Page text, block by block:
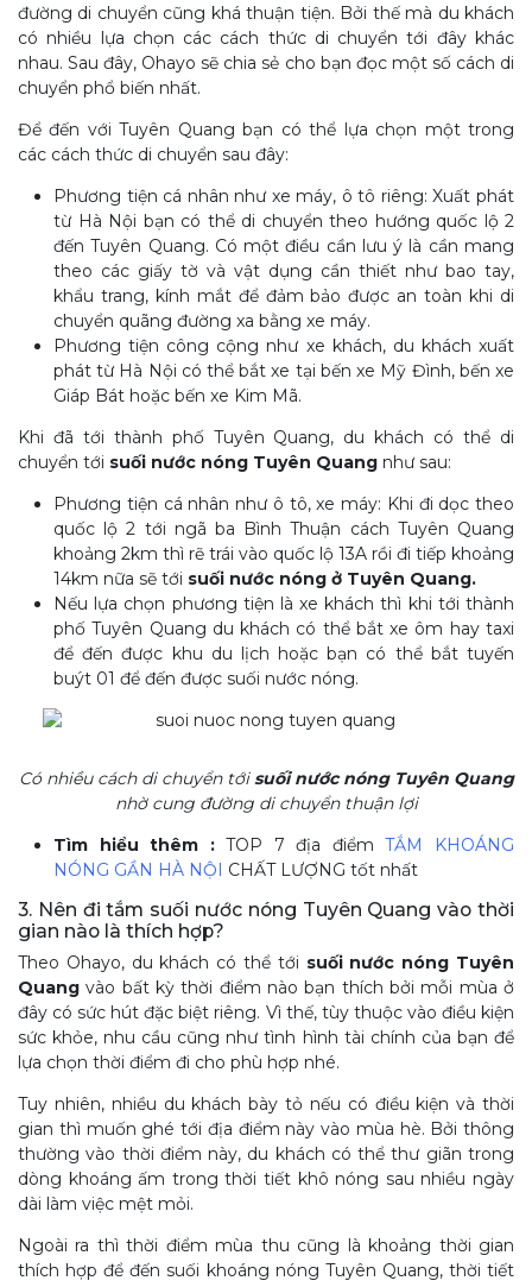
đường di chuyển cũng khá thuận tiện. Bởi thế mà du khách
có nhiều lựa chọn các cách thức di chuyển tới đây khác
nhau. Sau đây, Ohayo sẽ chia sẻ cho bạn đọc một số cách di
chuyển phổ biến nhất.
Để đến với Tuyên Quang bạn có thể lựa chọn một trong
các cách thức di chuyển sau đây:
Phương tiện cá nhân như xe máy, ô tô riêng: Xuất phát
từ Hà Nội bạn có thể di chuyển theo hướng quốc lộ 2
đến Tuyên Quang. Có một điều cần lưu ý là cần mang
theo các giấy tờ và vật dụng cần thiết như bao tay,
khẩu trang, kính mắt để đảm bảo được an toàn khi di
chuyển quãng đường xa bằng xe máy.
Phương tiện công cộng như xe khách, du khách xuất
phát từ Hà Nội có thể bắt xe tại bến xe Mỹ Đình, bến xe
Giáp Bát hoặc bến xe Kim Mã.
Khi đã tới thành phố Tuyên Quang, du khách có thể di
chuyển tới suối nước nóng Tuyên Quang như sau:
Phương tiện cá nhân như ô tô, xe máy: Khi đi dọc theo
quốc lộ 2 tới ngã ba Bình Thuận cách Tuyên Quang
khoảng 2km thì rẽ trái vào quốc lộ 13A rồi đi tiếp khoảng
14km nữa sẽ tới suối nước nóng ở Tuyên Quang.
Nếu lựa chọn phương tiện là xe khách thì khi tới thành
phố Tuyên Quang du khách có thể bắt xe ôm hay taxi
để đến được khu du lịch hoặc bạn có thể bắt tuyến
buýt 01 để đến được suối nước nóng.
Có nhiều cách di chuyển tớisuối nước nóng Tuyên Quang
nhờ cung đường di chuyển thuận lợi
Tìm hiểu thêm :TOP 7 địa điểmTẮM KHOÁNG
NÓNG GẦN HÀ NỘI CHẤT LƯỢNG tốt nhất
3. Nên đi tắm suối nước nóng Tuyên Quang vào thời
gian nào là thích hợp?
Theo Ohayo, du khách có thể tới suối nước nóng Tuyên
Quangvào bất kỳ thời điểm nào bạn thích bởi mỗi mùa ở
đây có sức hút đặc biệt riêng. Vì thế, tùy thuộc vào điều kiện
sức khỏe, nhu cầu cũng như tình hình tài chính của bạn để
lựa chọn thời điểm đi cho phù hợp nhé.
Tuy nhiên, nhiều du khách bày tỏ nếu có điều kiện và thời
gian thì muốn ghé tới địa điểm này vào mùa hè. Bởi thông
thường vào thời điểm này, du khách có thể thư giãn trong
dòng khoáng ấm trong thời tiết khô nóng sau nhiều ngày
dài làm việc mệt mỏi.
Ngoài ra thì thời điểm mùa thu cũng là khoảng thời gian
thích hợp để đến suối khoáng nóng Tuyên Quang, thời tiết